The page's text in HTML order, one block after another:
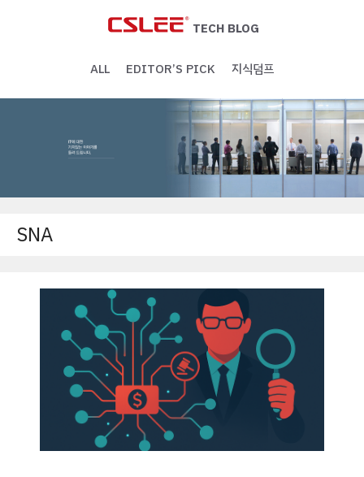
TECH BLOG
ALL EDITOR’S PICK 지식덤프
SNA